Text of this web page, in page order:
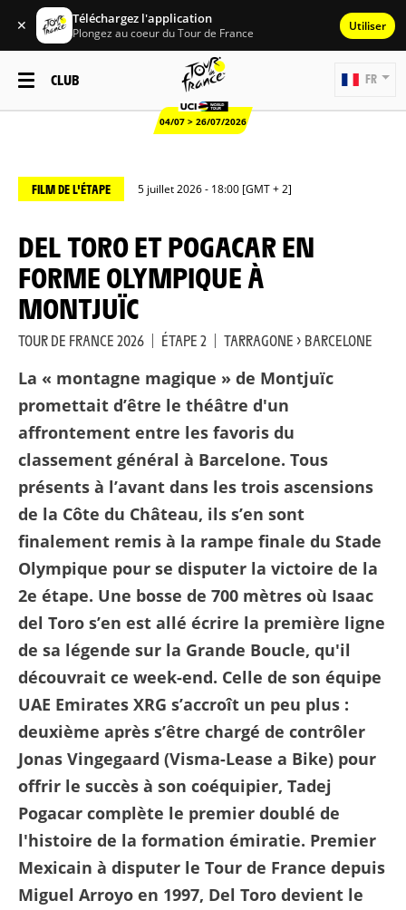
✕ Téléchargez l'application
Plongez au coeur du Tour de France Utiliser
CLUB
04/07 > 26/07/2026
FR
FILM DE L'ÉTAPE 5 juillet 2026 - 18:00 [GMT + 2]
DEL TORO ET POGACAR EN
FORME OLYMPIQUE À
MONTJUÏC
TOUR DE FRANCE 2026 | ÉTAPE 2 | TARRAGONE > BARCELONE
La « montagne magique » de Montjuïc
promettait d’être le théâtre d'un
affrontement entre les favoris du
classement général à Barcelone. Tous
présents à l’avant dans les trois ascensions
de la Côte du Château, ils s’en sont
finalement remis à la rampe finale du Stade
Olympique pour se disputer la victoire de la
2e étape. Une bosse de 700 mètres où Isaac
del Toro s’en est allé écrire la première ligne
de sa légende sur la Grande Boucle, qu'il
découvrait ce week-end. Celle de son équipe
UAE Emirates XRG s’accroît un peu plus :
deuxième après s’être chargé de contrôler
Jonas Vingegaard (Visma-Lease a Bike) pour
offrir le succès à son coéquipier, Tadej
Pogacar complète le premier doublé de
l'histoire de la formation émiratie. Premier
Mexicain à disputer le Tour de France depuis
Miguel Arroyo en 1997, Del Toro devient le